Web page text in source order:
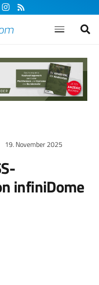
19. November 2025
infiniDome